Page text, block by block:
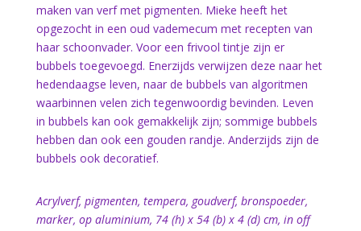
maken van verf met pigmenten. Mieke heeft het
opgezocht in een oud vademecum met recepten van
haar schoonvader. Voor een frivool tintje zijn er
bubbels toegevoegd. Enerzijds verwijzen deze naar het
hedendaagse leven, naar de bubbels van algoritmen
waarbinnen velen zich tegenwoordig bevinden. Leven
in bubbels kan ook gemakkelijk zijn; sommige bubbels
hebben dan ook een gouden randje. Anderzijds zijn de
bubbels ook decoratief.
Acrylverf, pigmenten, tempera, goudverf, bronspoeder,
marker, op aluminium, 74 (h) x 54 (b) x 4 (d) cm, in off